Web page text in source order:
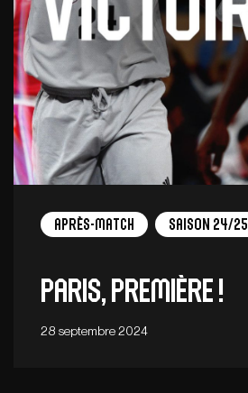
Après-match Saison 24/25
Paris, première !
28 septembre 2024